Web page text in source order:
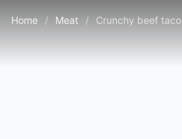
Home / Meat / Crunchy beef taco